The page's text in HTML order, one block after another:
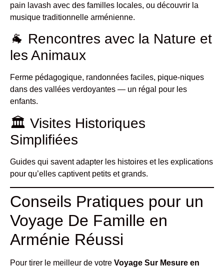
pain lavash avec des familles locales, ou découvrir la
musique traditionnelle arménienne.
🐐 Rencontres avec la Nature et
les Animaux
Ferme pédagogique, randonnées faciles, pique-niques
dans des vallées verdoyantes — un régal pour les
enfants.
🏛 Visites Historiques
Simplifiées
Guides qui savent adapter les histoires et les explications
pour qu’elles captivent petits et grands.
Conseils Pratiques pour un
Voyage De Famille en
Arménie Réussi
Pour tirer le meilleur de votre Voyage Sur Mesure en